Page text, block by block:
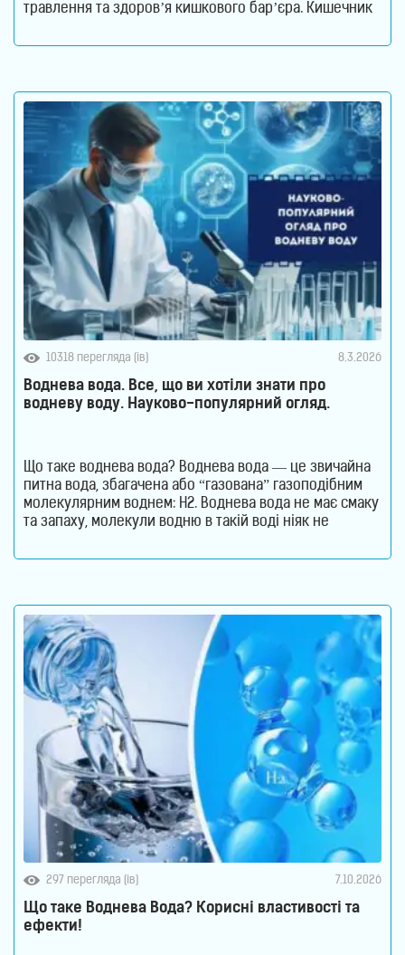
травлення та здоров’я кишкового бар’єра. Кишечник
лише за перетравлення їжі. Сьогодні науковці
клітин, відбувається активний обмін речовин
10318 перегляда (ів) 8.3.2026
Воднева вода. Все, що ви хотіли знати про
водневу воду. Науково-популярний огляд.
Що таке воднева вода? Воднева вода — це звичайна
питна вода, збагачена або “газована” газоподібним
молекулярним воднем: H2. Воднева вода не має смаку
та запаху, молекули водню в такій воді ніяк не
міститься в чистому молекулярному вигляді: H2. Тому
297 перегляда (ів) 7.10.2026
Що таке Воднева Вода? Корисні властивості та
ефекти!